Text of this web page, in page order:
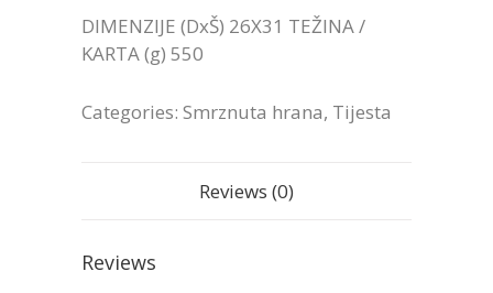
DIMENZIJE (DxŠ) 26X31 TEŽINA /
KARTA (g) 550
Categories: Smrznuta hrana, Tijesta
Reviews (0)
Reviews